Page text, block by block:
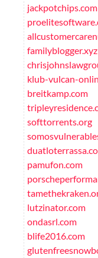
jackpotchips.com
familyblogger.xyz
klub-vulcan-
breitkamp.com
softtorrents.org
pamufon.com
lutzinator.com
ondasrl.com
blife2016.com